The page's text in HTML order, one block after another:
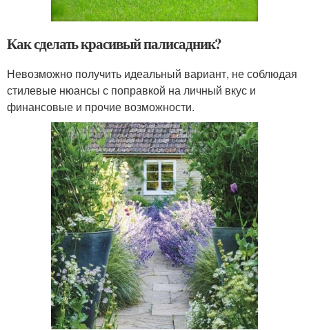
Как сделать красивый палисадник?
Невозможно получить идеальный вариант, не соблюдая
стилевые нюансы с поправкой на личный вкус и
финансовые и прочие возможности.